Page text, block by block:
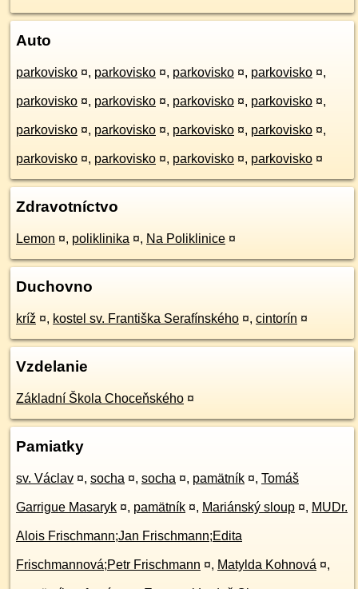
Auto
parkovisko ¤, parkovisko ¤, parkovisko ¤, parkovisko ¤,
parkovisko ¤, parkovisko ¤, parkovisko ¤, parkovisko ¤,
parkovisko ¤, parkovisko ¤, parkovisko ¤, parkovisko ¤,
parkovisko ¤, parkovisko ¤, parkovisko ¤, parkovisko ¤
Zdravotníctvo
Lemon ¤, poliklinika ¤, Na Poliklinice ¤
Duchovno
kríž ¤, kostel sv. Františka Serafínského ¤, cintorín ¤
Vzdelanie
Základní Škola Choceňského ¤
Pamiatky
sv. Václav ¤, socha ¤, socha ¤, pamätník ¤, Tomáš
Garrigue Masaryk ¤, pamätník ¤, Mariánský sloup ¤, MUDr.
Alois Frischmann;Jan Frischmann;Edita
Frischmannová;Petr Frischmann ¤, Matylda Kohnová ¤,